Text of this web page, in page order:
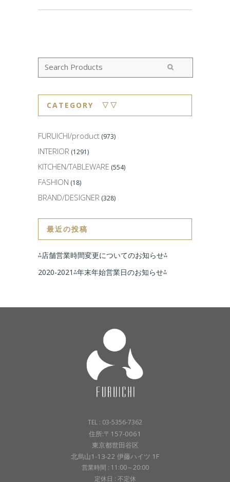
CATEGORY ▽▽
FURUICHI/product (973)
INTERIOR (1291)
KITCHEN/TABLEWARE (554)
FASHION (18)
BRAND/DESIGNER (328)
最近の投稿
⁂店舗営業時間変更についてのお知らせ⁂
2020-2021⁂年末年始営業日のお知らせ⁂
TEL : 03-5356-7362
住所:〒157-0061
東京都世田谷区
北烏山1-13-22 伊藤ハイツ 1F
営業時間 : 11:00～20:00
定休日 : 不定休